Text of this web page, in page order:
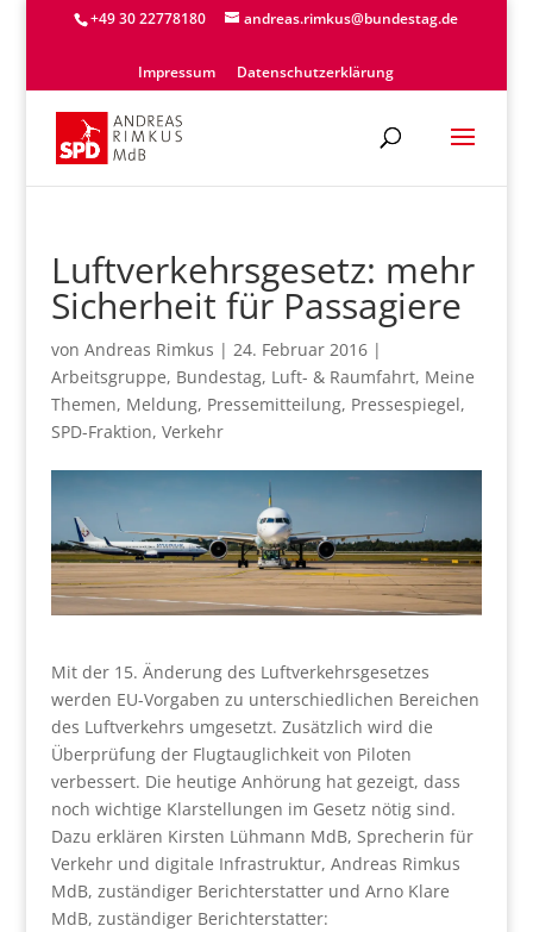
+49 30 22778180 andreas.rimkus@bundestag.de
Impressum Datenschutzerklärung
Luftverkehrsgesetz: mehr
Sicherheit für Passagiere
von Andreas Rimkus | 24. Februar 2016|
Arbeitsgruppe, Bundestag, Luft- & Raumfahrt, Meine
Themen, Meldung, Pressemitteilung, Pressespiegel,
SPD-Fraktion, Verkehr
Mit der 15. Änderung des Luftverkehrsgesetzes
werden EU-Vorgaben zu unterschiedlichen Bereichen
des Luftverkehrs umgesetzt. Zusätzlich wird die
Überprüfung der Flugtauglichkeit von Piloten
verbessert. Die heutige Anhörung hat gezeigt, dass
noch wichtige Klarstellungen im Gesetz nötig sind.
Dazu erklären Kirsten Lühmann MdB, Sprecherin für
Verkehr und digitale Infrastruktur, Andreas Rimkus
MdB, zuständiger Berichterstatter und Arno Klare
MdB, zuständiger Berichterstatter: